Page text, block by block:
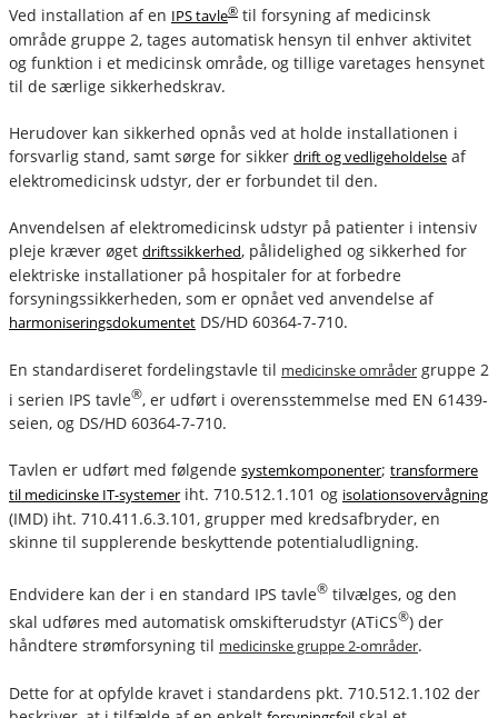
Ved installation af en IPS tavle® til forsyning af medicinsk
område gruppe 2, tages automatisk hensyn til enhver aktivitet
og funktion i et medicinsk område, og tillige varetages hensynet
til de særlige sikkerhedskrav.
Herudover kan sikkerhed opnås ved at holde installationen i
forsvarlig stand, samt sørge for sikker drift og vedligeholdelse af
elektromedicinsk udstyr, der er forbundet til den.
Anvendelsen af elektromedicinsk udstyr på patienter i intensiv
pleje kræver øget driftssikkerhed, pålidelighed og sikkerhed for
elektriske installationer på hospitaler for at forbedre
forsyningssikkerheden, som er opnået ved anvendelse af
harmoniseringsdokumentet DS/HD 60364-7-710.
En standardiseret fordelingstavle til medicinske områder gruppe 2
i serien IPS tavle®, er udført i overensstemmelse med EN 61439-
seien, og DS/HD 60364-7-710.
Tavlen er udført med følgende systemkomponenter; transformere
til medicinske IT-systemer iht. 710.512.1.101 og isolationsovervågning
(IMD) iht. 710.411.6.3.101, grupper med kredsafbryder, en
skinne til supplerende beskyttende potentialudligning.
Endvidere kan der i en standard IPS tavle® tilvælges, og den
skal udføres med automatisk omskifterudstyr (ATiCS®) der
håndtere strømforsyning til medicinske gruppe 2-områder.
Dette for at opfylde kravet i standardens pkt. 710.512.1.102 der